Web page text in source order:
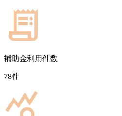
補助金利用件数
78件